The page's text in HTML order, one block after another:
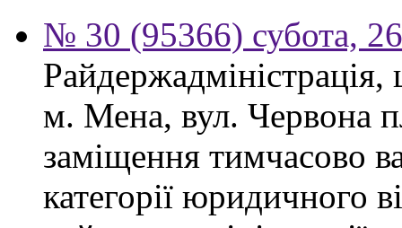
№ 30 (95366) субота,
м. Мена, вул. Червона
заміщення тимчасово
категорії юридичного